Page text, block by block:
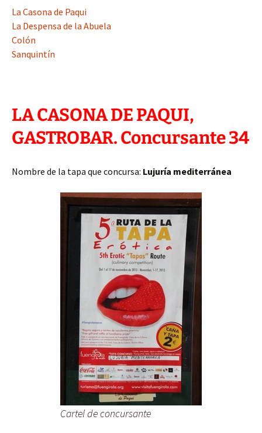
La Casona de Paqui
La Despensa de la Abuela
Colón
Sanquintín
LA CASONA DE PAQUI,
GASTROBAR. Concursante 34
Nombre de la tapa que concursa: Lujuría mediterránea
Cartel de concursante